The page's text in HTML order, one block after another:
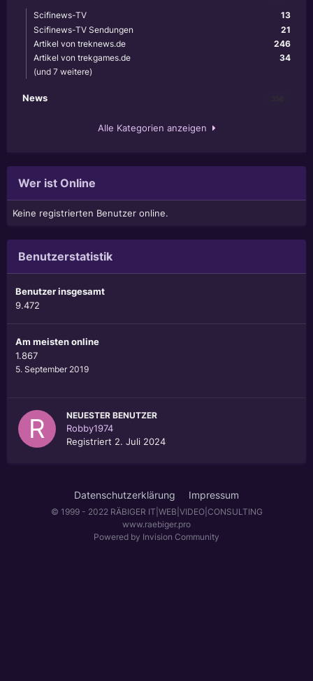
13
Scifinews-TV
21
Scifinews-TV Sendungen
246
Artikel von treknews.de
34
Artikel von trekgames.de
(und 7 weitere)
News
Alle Kategorien anzeigen
Wer ist Online
Keine registrierten Benutzer online.
Benutzerstatistik
Benutzer insgesamt
9.472
Am meisten online
1.867
5. September 2019
NEUESTER BENUTZER
Robby1974
Registriert 2. Juli 2024
Datenschutzerklärung Impressum
© 1999 - 2022 RÄBIGER IT|WEB|VIDEO|CONSULTING
www.raebiger.pro
Powered by Invision Community